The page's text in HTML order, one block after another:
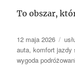
To obszar,
Data
publikacji
12 maja 2026
auta,komfort jazdy
wygoda